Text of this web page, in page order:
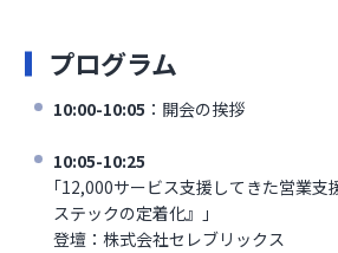
プログラム
10:00-10:05 ：開会の挨拶
10:05-10:25
｢12,000サービス支援してきた営業支
ステックの定着化』｣
登壇：株式会社セレブリックス